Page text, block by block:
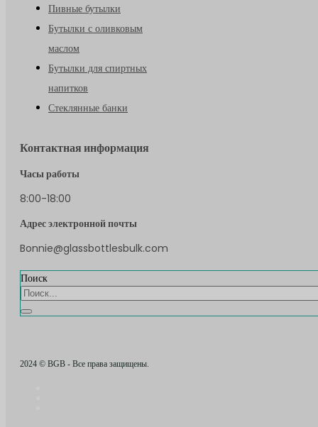
Пивные бутылки
Бутылки с оливковым
маслом
Бутылки для спиртных
напитков
Стеклянные банки
Контактная информация
Часы работы
8:00-18:00
Адрес электронной почты
Bonnie@glassbottlesbulk.com
Поиск
2024 © BGB - Все права защищены.